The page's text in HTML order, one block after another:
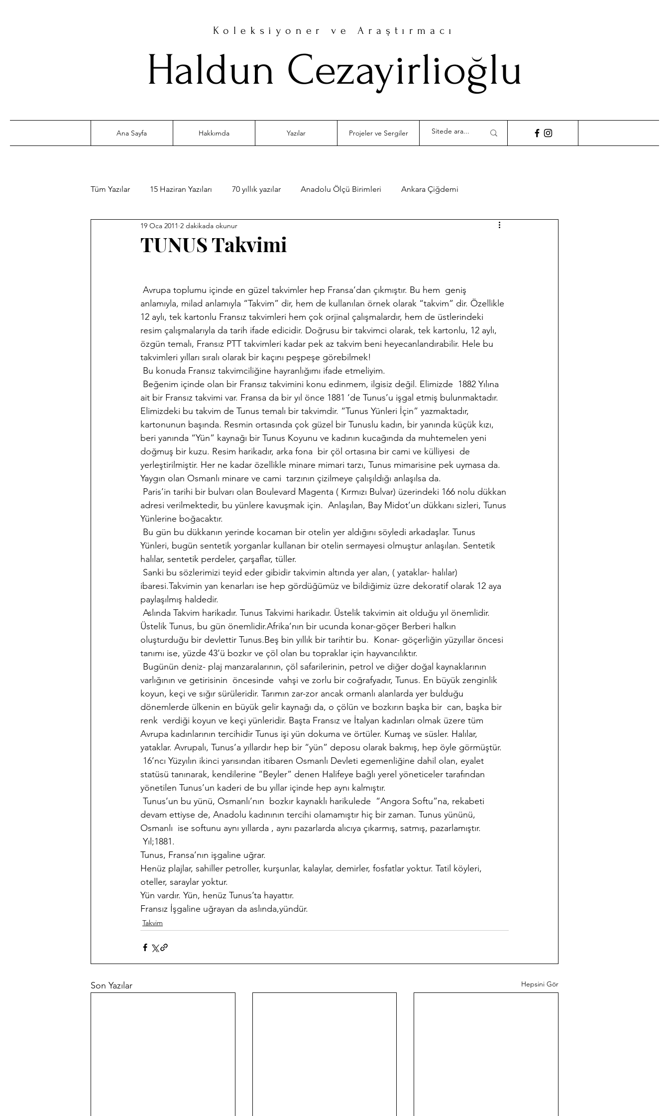
Koleksiyoner ve Araştırmacı
Haldun Cezayirlioğlu
Ana Sayfa Hakkımda Yazılar Projeler ve Sergiler
Tüm Yazılar 15 Haziran Yazıları 70 yıllık yazılar Anadolu Ölçü Birimleri Ankara Çiğdemi
Ankara Kent Heykelleri Ankara Kitapları Basında çalışmalarımız
Haber Akis Yazıları Harf Devrimi Hızırellez İLEV İzmir Yazıları Kent Kimliği Koleksiyon Kültürü
Memleket Hastaneleri Fotoğraf Proje Konuk Yazar Köy Enstitüleri Nazim Nasreddinov Yazıları
Sergilerim Tarihi Fotoğraflar Uluğ Bey
TUNUS Takvimi
19 Oca 2011 2 dakikada okunur
anlamıyla, milad anlamıyla “Takvim” dir, hem de kullanılan örnek olarak “takvim” dir. Özellikle
12 aylı, tek kartonlu Fransız takvimleri hem çok orjinal çalışmalardır, hem de üstlerindeki
resim çalışmalarıyla da tarih ifade edicidir. Doğrusu bir takvimci olarak, tek kartonlu, 12 aylı,
özgün temalı, Fransız PTT takvimleri kadar pek az takvim beni heyecanlandırabilir. Hele bu
takvimleri yılları sıralı olarak bir kaçını peşpeşe görebilmek!
Bu konuda Fransız takvimciliğine hayranlığımı ifade etmeliyim.
Beğenim içinde olan bir Fransız takvimini konu edinmem, ilgisiz değil. Elimizde  1882 Yılına
ait bir Fransız takvimi var. Fransa da bir yıl önce 1881 ‘de Tunus’u işgal etmiş bulunmaktadır.
Elimizdeki bu takvim de Tunus temalı bir takvimdir. “Tunus Yünleri İçin” yazmaktadır,
kartonunun başında. Resmin ortasında çok güzel bir Tunuslu kadın, bir yanında küçük kızı,
beri yanında “Yün” kaynağı bir Tunus Koyunu ve kadının kucağında da muhtemelen yeni
doğmuş bir kuzu. Resim harikadır, arka fona  bir çöl ortasına bir cami ve külliyesi  de
yerleştirilmiştir. Her ne kadar özellikle minare mimari tarzı, Tunus mimarisine pek uymasa da.
Yaygın olan Osmanlı minare ve cami  tarzının çizilmeye çalışıldığı anlaşılsa da.
Paris’in tarihi bir bulvarı olan Boulevard Magenta ( Kırmızı Bulvar) üzerindeki 166 nolu dükkan
adresi verilmektedir, bu yünlere kavuşmak için.  Anlaşılan, Bay Midot’un dükkanı sizleri, Tunus
Yünlerine boğacaktır.
Bu gün bu dükkanın yerinde kocaman bir otelin yer aldığını söyledi arkadaşlar. Tunus
Yünleri, bugün sentetik yorganlar kullanan bir otelin sermayesi olmuştur anlaşılan. Sentetik
halılar, sentetik perdeler, çarşaflar, tüller.
Sanki bu sözlerimizi teyid eder gibidir takvimin altında yer alan, ( yataklar- halılar)
ibaresi.Takvimin yan kenarları ise hep gördüğümüz ve bildiğimiz üzre dekoratif olarak 12 aya
paylaşılmış haldedir.
Aslında Takvim harikadır. Tunus Takvimi harikadır. Üstelik takvimin ait olduğu yıl önemlidir.
Üstelik Tunus, bu gün önemlidir.Afrika’nın bir ucunda konar-göçer Berberi halkın
oluşturduğu bir devlettir Tunus.Beş bin yıllık bir tarihtir bu.  Konar- göçerliğin yüzyıllar öncesi
tanımı ise, yüzde 43’ü bozkır ve çöl olan bu topraklar için hayvancılıktır.
Bugünün deniz- plaj manzaralarının, çöl safarilerinin, petrol ve diğer doğal kaynaklarının
varlığının ve getirisinin  öncesinde  vahşi ve zorlu bir coğrafyadır, Tunus. En büyük zenginlik
koyun, keçi ve sığır sürüleridir. Tarımın zar-zor ancak ormanlı alanlarda yer bulduğu
dönemlerde ülkenin en büyük gelir kaynağı da, o çölün ve bozkırın başka bir  can, başka bir
renk  verdiği koyun ve keçi yünleridir. Başta Fransız ve İtalyan kadınları olmak üzere tüm
Avrupa kadınlarının tercihidir Tunus işi yün dokuma ve örtüler. Kumaş ve süsler. Halılar,
yataklar. Avrupalı, Tunus’a yıllardır hep bir “yün” deposu olarak bakmış, hep öyle görmüştür.
16’ncı Yüzyılın ikinci yarısından itibaren Osmanlı Devleti egemenliğine dahil olan, eyalet
statüsü tanınarak, kendilerine “Beyler” denen Halifeye bağlı yerel yöneticeler tarafından
yönetilen Tunus’un kaderi de bu yıllar içinde hep aynı kalmıştır.
Tunus’un bu yünü, Osmanlı’nın  bozkır kaynaklı harikulede  “Angora Softu”na, rekabeti
devam ettiyse de, Anadolu kadınının tercihi olamamıştır hiç bir zaman. Tunus yününü,
Osmanlı  ise softunu aynı yıllarda , aynı pazarlarda alıcıya çıkarmış, satmış, pazarlamıştır.
Yıl;1881.
Tunus, Fransa’nın işgaline uğrar.
Henüz plajlar, sahiller petroller, kurşunlar, kalaylar, demirler, fosfatlar yoktur. Tatil köyleri,
oteller, saraylar yoktur.
Yün vardır. Yün, henüz Tunus’ta hayattır.
Fransız İşgaline uğrayan da aslında,yündür.
Takvim
Son Yazılar Hepsini Gör